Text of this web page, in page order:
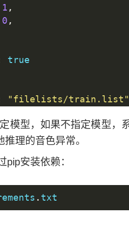
1 ,
0 ,
true
"filelists/train.list"
32768.0 ,
44100,
,
模型，如果不指定模型，
理的音色异常。
安装依赖：
. txt